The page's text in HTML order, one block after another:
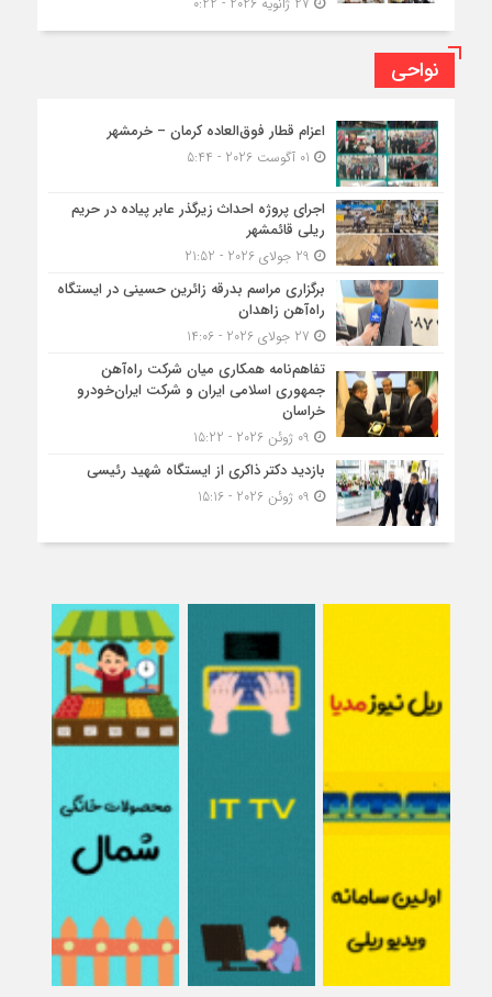
نواحی
اعزام قطار فوق‌العاده کرمان – خرمشهر
اجرای پروژه احداث زیرگذر عابر پیاده در حریم
ریلی قائمشهر
برگزاری مراسم بدرقه زائرین حسینی در ایستگاه
راه‌آهن زاهدان
تفاهم‌نامه همکاری میان شرکت راه‌آهن
جمهوری اسلامی ایران و شرکت ایران‌خودرو
خراسان
بازدید دکتر ذاکری از ایستگاه شهید رئیسی